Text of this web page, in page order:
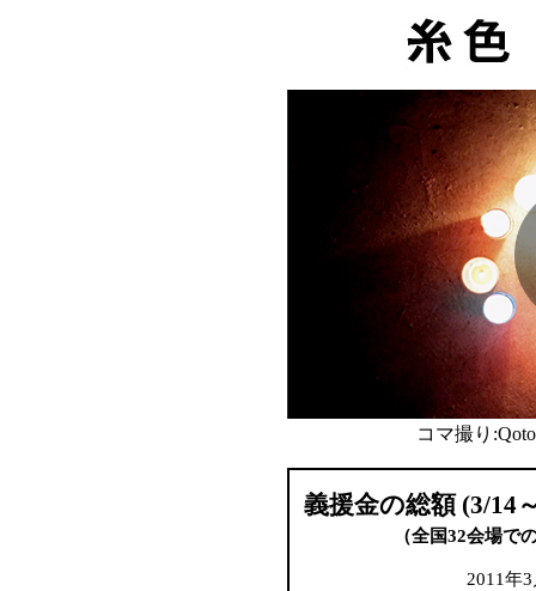
コマ撮り
義援金の総額 (3/14
（全国32会場で
2011年